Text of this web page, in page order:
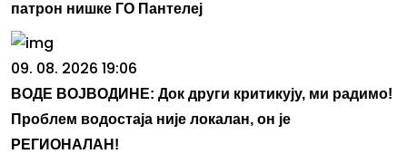
патрон нишке ГО Пантелеј
09. 08. 2026 19:06
ВОДЕ ВОЈВОДИНЕ: Док други критикују, ми радимо!
Проблем водостаја није локалан, он је
РЕГИОНАЛАН!